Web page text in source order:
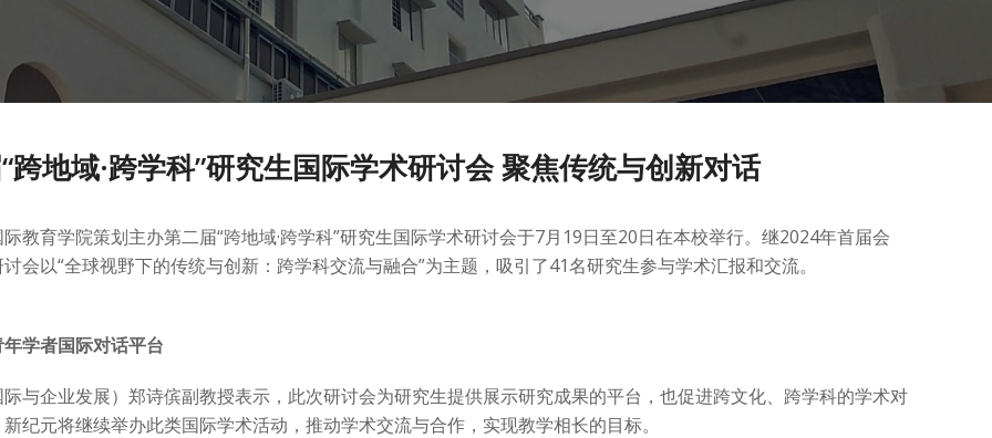
跨地域·跨学科”研究生国际学术研讨会 聚焦传统与创新对话
教育学院策划主办第二届“跨地域·跨学科”研究生国际学术研讨会于7月19日至20日在本校举行。继2024年首届会
会以“全球视野下的传统与创新：跨学科交流与融合”为主题，吸引了41名研究生参与学术汇报和交流。
学者国际对话平台
与企业发展）郑诗傧副教授表示，此次研讨会为研究生提供展示研究成果的平台，也促进跨文化、跨学科的学术对
纪元将继续举办此类国际学术活动，推动学术交流与合作，实现教学相长的目标。